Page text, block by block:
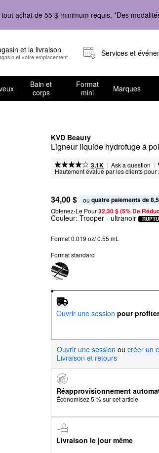
achat de 55 $ minimum requis. *Des
et la livraison
et votre emplacement Services et
Bain et
corps
Format
mini
Marques
KVD Beauty
Ligneur liquide hydrofuge à
3,1K | Ask a question |
Hautement évalué par les clients pour :
34,00 $ ou quatre paiements de
Obtenez-Le Pour32,30 $ (5% De
Couleur: Trooper - ultranoir
Format 0.019 oz/ 0.55 mL
Format standard
Ouvrir une session pour
Ouvrir une session ou créer un
Livraison et retours
Réapprovisionnement
Économisez 5 % sur cet article
Livraison le jour même